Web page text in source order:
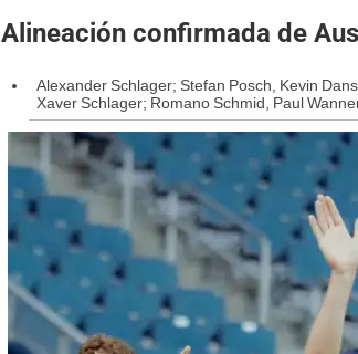
Alineación confirmada de
Alexander Schlager; Stefan Posch, Kevin
Xaver Schlager; Romano Schmid, Paul